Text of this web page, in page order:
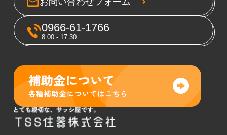
0966-61-1766
8:00 - 17:30